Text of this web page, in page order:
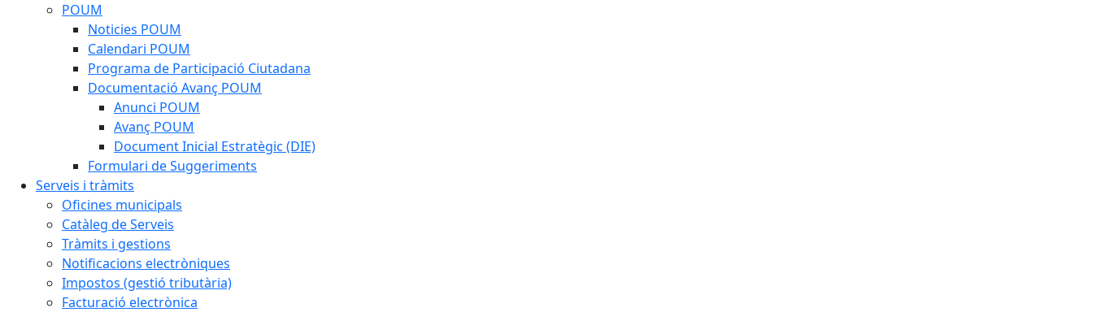
POUM
Noticies POUM
Calendari POUM
Programa de Participació Ciutadana
Documentació Avanç POUM
Anunci POUM
Avanç POUM
Document Inicial Estratègic (DIE)
Formulari de Suggeriments
Serveis i tràmits
Oficines municipals
Catàleg de Serveis
Tràmits i gestions
Notificacions electròniques
Impostos (gestió tributària)
Facturació electrònica